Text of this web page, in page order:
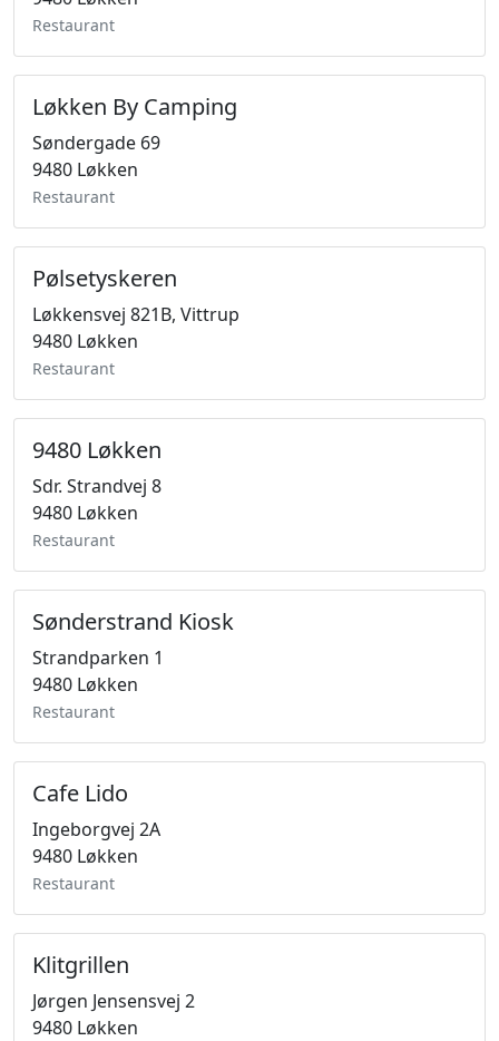
Restaurant
Løkken By Camping
Søndergade 69
9480 Løkken
Restaurant
Pølsetyskeren
Løkkensvej 821B, Vittrup
9480 Løkken
Restaurant
9480 Løkken
Sdr. Strandvej 8
9480 Løkken
Restaurant
Sønderstrand Kiosk
Strandparken 1
9480 Løkken
Restaurant
Cafe Lido
Ingeborgvej 2A
9480 Løkken
Restaurant
Klitgrillen
Jørgen Jensensvej 2
9480 Løkken